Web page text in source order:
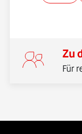
Zu
Für